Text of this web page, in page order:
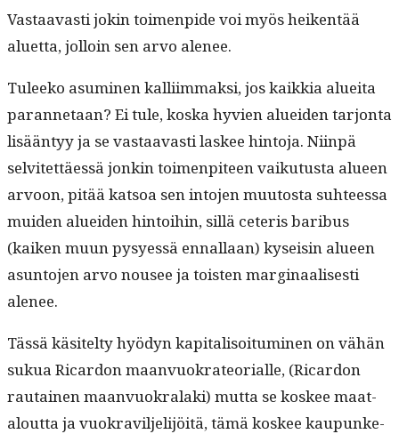
Vas­taavasti jokin toimen­pide voi myös heiken­tää
aluet­ta, jol­loin sen arvo alenee.
Tuleeko asum­i­nen kalli­im­mak­si, jos kaikkia aluei­ta
paran­netaan? Ei tule, kos­ka hyvien aluei­den tar­jon­ta
lisään­tyy ja se vas­taavasti las­kee hin­to­ja. Niin­pä
selvitet­täessä jonkin toimen­piteen vaiku­tus­ta alueen
arvoon, pitää kat­soa sen into­jen muu­tos­ta suh­teessa
muiden aluei­den hin­toi­hin, sil­lä ceteris baribus
(kaiken muun pysyessä ennal­laan) kyseisin alueen
asun­to­jen arvo nousee ja tois­t­en mar­gin­aalis­es­ti
alenee.
Tässä käsitel­ty hyö­dyn kap­i­tal­isoi­tu­mi­nen on vähän
sukua Ricar­don maan­vuokra­teo­ri­alle, (Ricar­don
rautainen maan­vuokrala­ki) mut­ta se kos­kee maat­
alout­ta ja vuokrav­il­jeli­jöitä, tämä kos­kee kaupunke­